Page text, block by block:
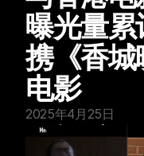
曝光量
携《香
电影
2025年4月25日